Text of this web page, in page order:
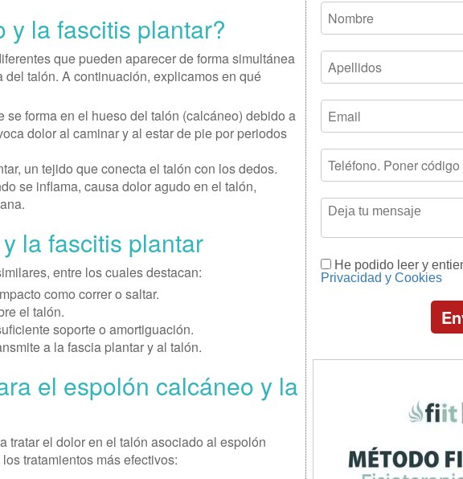
y la fascitis plantar?
que pueden aparecer de forma simultánea
talón. A continuación, explicamos en qué
se forma en el hueso del talón (calcáneo) debido a
dolor al caminar y al estar de pie por periodos
un tejido que conecta el talón con los dedos.
se inflama, causa dolor agudo en el talón,
la fascitis plantar
entre los cuales destacan:
como correr o saltar.
el talón.
soporte o amortiguación.
a la fascia plantar y al talón.
el espolón calcáneo y la
tratar el dolor en el talón asociado al espolón
tratamientos más efectivos:
He podido leer y
Privacidad y Cookies